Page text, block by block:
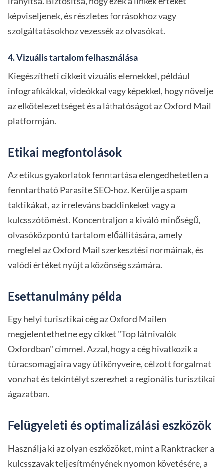
képviseljenek, és részletes forrásokhoz vagy
szolgáltatásokhoz vezessék az olvasókat.
4. Vizuális tartalom felhasználása
Kiegészítheti cikkeit vizuális elemekkel, például
infografikákkal, videókkal vagy képekkel, hogy növelje
az elkötelezettséget és a láthatóságot az Oxford Mail
platformján.
Etikai megfontolások
Az etikus gyakorlatok fenntartása elengedhetetlen a
fenntartható Parasite SEO-hoz. Kerülje a spam
taktikákat, az irreleváns backlinkeket vagy a
kulcsszótömést. Koncentráljon a kiváló minőségű,
olvasóközpontú tartalom előállítására, amely
megfelel az Oxford Mail szerkesztési normáinak, és
valódi értéket nyújt a közönség számára.
Esettanulmány példa
Egy helyi turisztikai cég az Oxford Mailen
megjelentethetne egy cikket "Top látnivalók
Oxfordban" címmel. Azzal, hogy a cég hivatkozik a
túracsomagjaira vagy útikönyveire, célzott forgalmat
vonzhat és tekintélyt szerezhet a regionális turisztikai
ágazatban.
Felügyeleti és optimalizálási eszközök
Használja ki az olyan eszközöket, mint a Ranktracker a
kulcsszavak teljesítményének nyomon követésére, a